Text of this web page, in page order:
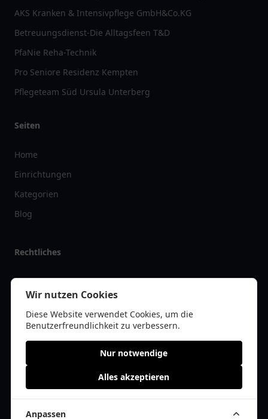
AKS Kranken & Intensivpflege GmbH&Co.KG
Betreuungsdienst-Die Alltagsfeen T&D
PfaNie Reha-Technik
Pro Seniore Residenz Kempten
Pflegeteam Süd Ursula Unterberg
Seiten
Home
Einrichtungen
Kategorien
Blog
Rechtliches
Impressum
Datenschutz
Kontakt
© 2026 pflegelist.de | Alle Rechte vorbehalten | * =Affiliate-Links /
Cookie Einwilligung anpassen
Wir nutzen Cookies
Diese Website verwendet Cookies, um die
Benutzerfreundlichkeit zu verbessern.
Nur notwendige
Alles akzeptieren
Anpassen